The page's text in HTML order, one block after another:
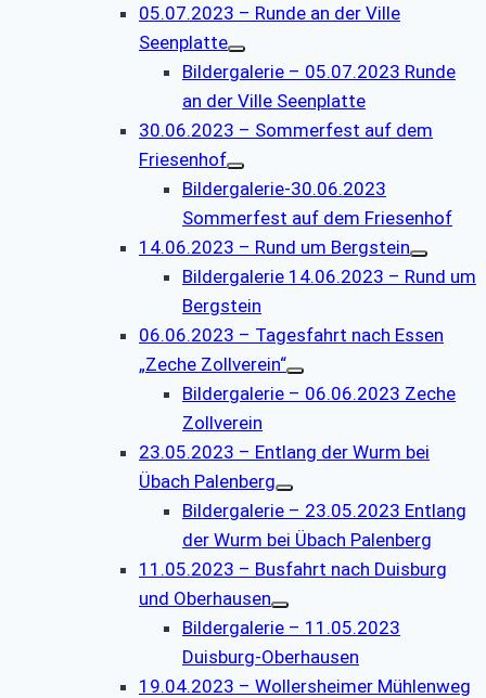
05.07.2023 – Runde an der Ville
Seenplatte
Bildergalerie – 05.07.2023 Runde
an der Ville Seenplatte
30.06.2023 – Sommerfest auf dem
Friesenhof
Bildergalerie-30.06.2023
Sommerfest auf dem Friesenhof
14.06.2023 – Rund um Bergstein
Bildergalerie 14.06.2023 – Rund um
Bergstein
06.06.2023 – Tagesfahrt nach Essen
„Zeche Zollverein“
Bildergalerie – 06.06.2023 Zeche
Zollverein
23.05.2023 – Entlang der Wurm bei
Übach Palenberg
Bildergalerie – 23.05.2023 Entlang
der Wurm bei Übach Palenberg
11.05.2023 – Busfahrt nach Duisburg
und Oberhausen
Bildergalerie – 11.05.2023
Duisburg-Oberhausen
19.04.2023 – Wollersheimer Mühlenweg